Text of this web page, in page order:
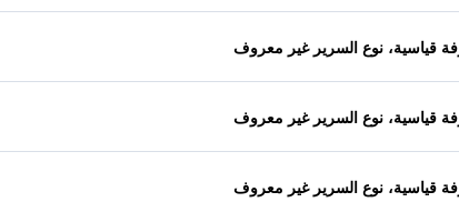
قياسية، نوع السرير غير معروف
قياسية، نوع السرير غير معروف
قياسية، نوع السرير غير معروف